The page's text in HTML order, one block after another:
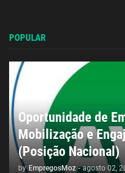
POPULAR
Oportunidade de
Mobilização e
(Posição Nacional)
by EmpregosMoz - agosto 02,